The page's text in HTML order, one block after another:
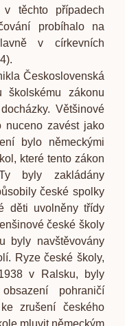
těchto případech
probíhalo na
v církevních
Československá
školskému zákonu
Většinové
nuceno zavést jako
bylo německými
které tento zákon
byly zakládány
české spolky
děti uvolněny třídy
české školy
byly navštěvovány
Ryze české školy,
v Ralsku, byly
pohraničí
zrušení českého
mluvit německým